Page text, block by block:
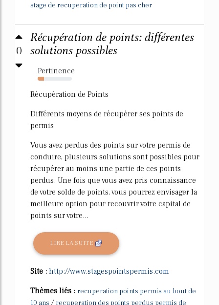
stage de recuperation de point pas cher
0
Récupération de points: différentes
solutions possibles
Pertinence
18%
Récupération de Points
Différents moyens de récupérer ses points de
permis
Vous avez perdus des points sur votre permis de
conduire, plusieurs solutions sont possibles pour
récupérer au moins une partie de ces points
perdus. Une fois que vous avez pris connaissance
de votre solde de points, vous pourrez envisager la
meilleure option pour recouvrir votre capital de
points sur votre...
LIRE LA SUITE
Site : http://www.stagespointspermis.com
Thèmes liés : recuperation points permis au bout de
10 ans / recuperation des points perdus permis de